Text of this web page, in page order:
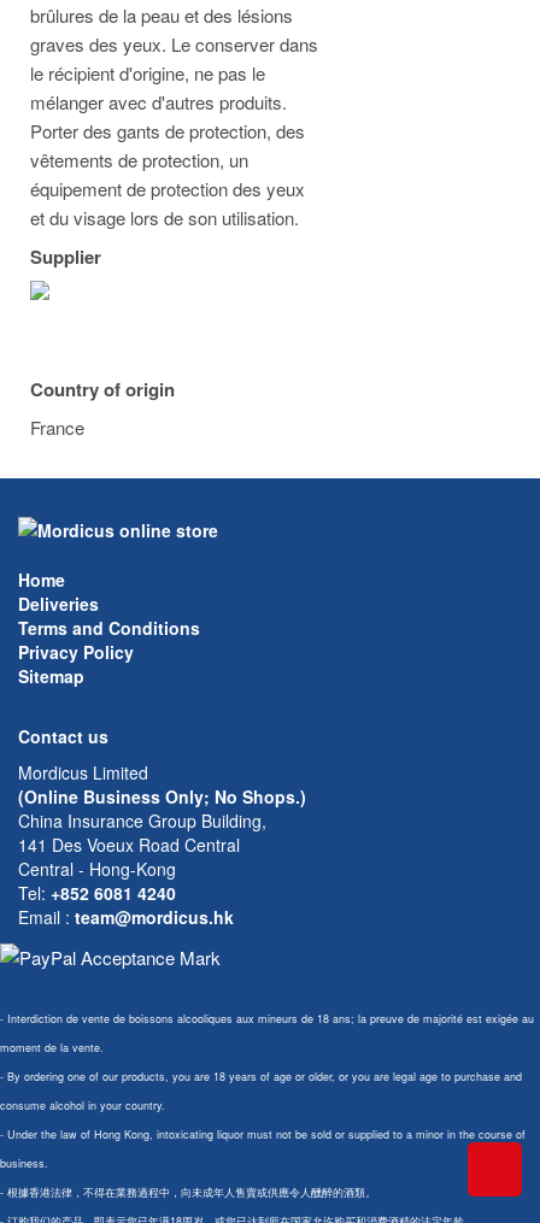
brûlures de la peau et des lésions
graves des yeux. Le conserver dans
le récipient d'origine, ne pas le
mélanger avec d'autres produits.
Porter des gants de protection, des
vêtements de protection, un
équipement de protection des yeux
et du visage lors de son utilisation.
Supplier
Country of origin
France
Home
Deliveries
Terms and Conditions
Privacy Policy
Sitemap
Contact us
Mordicus Limited
(Online Business Only; No Shops.)
China Insurance Group Building,
141 Des Voeux Road Central
Central - Hong-Kong
Tel: +852 6081 4240
Email : team@mordicus.hk
- Interdiction de vente de boissons alcooliques aux mineurs de 18 ans; la preuve de majorité est exigée au
moment de la vente.
- By ordering one of our products, you are 18 years of age or older, or you are legal age to purchase and
consume alcohol in your country.
- Under the law of Hong Kong, intoxicating liquor must not be sold or supplied to a minor in the course of
business.
- 根據香港法律，不得在業務過程中，向未成年人售賣或供應令人醺醉的酒類。